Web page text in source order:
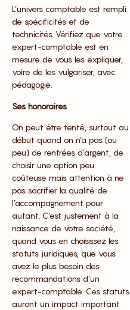
L’univers comptable est rempli
de spécificités et de
technicités. Vérifiez que votre
expert-comptable est en
mesure de vous les expliquer,
voire de les vulgariser, avec
pédagogie.
Ses honoraires
On peut être tenté, surtout au
début quand on n’a pas (ou
peu) de rentrées d’argent, de
choisir une option peu
coûteuse mais attention à ne
pas sacrifier la qualité de
l’accompagnement pour
autant. C’est justement à la
naissance de votre société,
quand vous en choisissez les
statuts juridiques, que vous
avez le plus besoin des
recommandations d’un
expert-comptable. Ces statuts
auront un impact important